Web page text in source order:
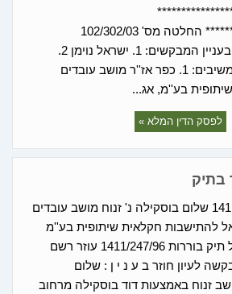
*************************** החלטה מס' 102/302/03
********************* בעניין המבקשים: 1. ישראל נוימן 2.
דבורה לוטן ובעניין המשיבים: 1. כפר אז''ר מושב עובדים
בע''מ, אג...
לפסק הדין המלא »
בתיק
תיק בוררות 1411/247/96 שלום בוסקילה נ' זנוח מושב עובדים
להתישבות חקלאית שיתופית בע''מ
בפני עו"ד לאה רוזנטל תיק בוררות 1411/247/96 עוזר רשם
לעיון חוזר ב ע נ י ן : שלום
משק 16 מושב זנוח באמצעות דוד בוסקילה מרחוב